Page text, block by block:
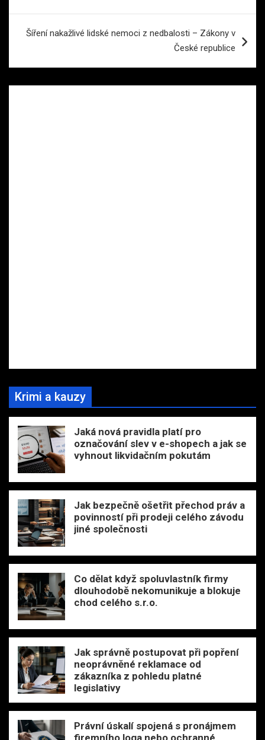
Šíření nakažlivé lidské nemoci z nedbalosti – Zákony v
České republice
Krimi a kauzy
Jaká nová pravidla platí pro
označování slev v e-shopech a jak se
vyhnout likvidačním pokutám
Jak bezpečně ošetřit přechod práv a
povinností při prodeji celého závodu
jiné společnosti
Co dělat když spoluvlastník firmy
dlouhodobě nekomunikuje a blokuje
chod celého s.r.o.
Jak správně postupovat při popření
neoprávněné reklamace od
zákazníka z pohledu platné
legislativy
Právní úskalí spojená s pronájmem
firemního loga nebo ochranné